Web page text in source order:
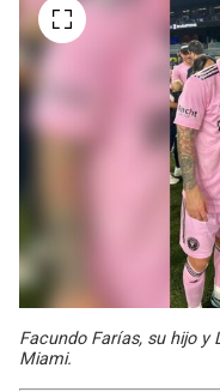
Facundo Farías, su hijo y
Miami.